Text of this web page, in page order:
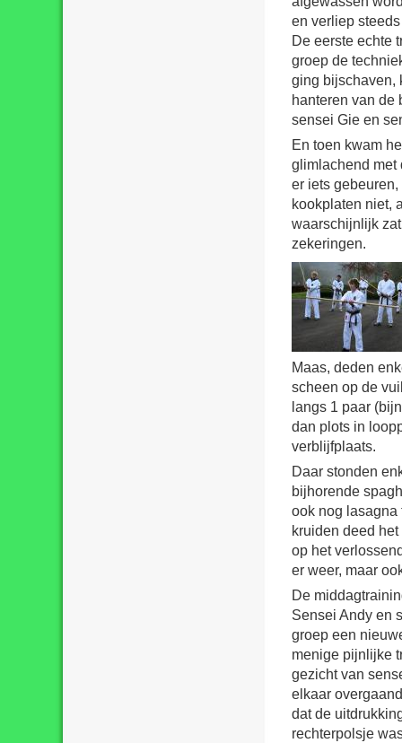
en verliep
De eerste echte
groep de
ging bijschaven,
hanteren van de
sensei Gie en
En toen kwam
glimlachend met
er iets
kookplaten niet,
waarschijnlijk
zekeringen.
Maas, deden
scheen op de
langs 1 paar
dan plots in
verblijfplaats.
Daar stonden
bijhorende
ook nog lasagna
kruiden deed
op het
er weer, maar
De
Sensei Andy en
groep een
menige pijnlijke
gezicht van
elkaar
dat de
rechterpolsje